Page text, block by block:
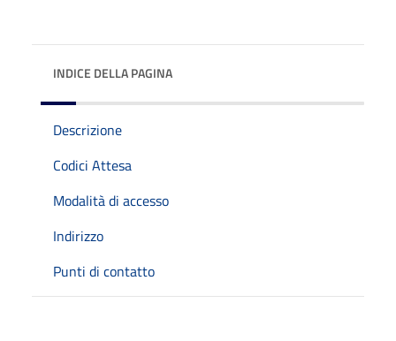
INDICE DELLA PAGINA
Descrizione
Codici Attesa
Modalità di accesso
Indirizzo
Punti di contatto